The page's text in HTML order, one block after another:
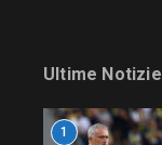
Ultime Notizie
1